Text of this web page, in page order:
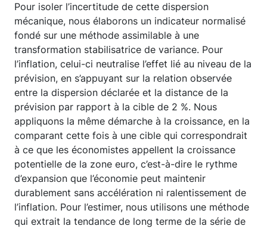
Pour isoler l’incertitude de cette dispersion
mécanique, nous élaborons un indicateur normalisé
fondé sur une méthode assimilable à une
transformation stabilisatrice de variance. Pour
l’inflation, celui-ci neutralise l’effet lié au niveau de la
prévision, en s’appuyant sur la relation observée
entre la dispersion déclarée et la distance de la
prévision par rapport à la cible de 2 %. Nous
appliquons la même démarche à la croissance, en la
comparant cette fois à une cible qui correspondrait
à ce que les économistes appellent la croissance
potentielle de la zone euro, c’est-à-dire le rythme
d’expansion que l’économie peut maintenir
durablement sans accélération ni ralentissement de
l’inflation. Pour l’estimer, nous utilisons une méthode
qui extrait la tendance de long terme de la série de